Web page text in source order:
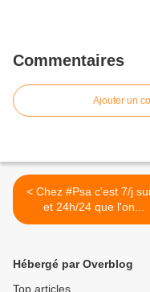
Commentaires
Ajouter un
< Chez #Psa c'est 7/j sur 7
et 24h/24 que l'on...
Hébergé par Overblog
Top articles